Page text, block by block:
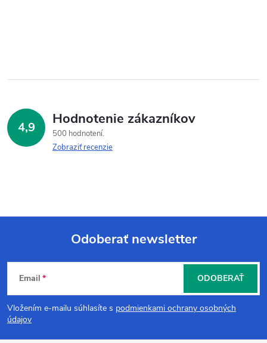
4,9 Hodnotenie zákazníkov
500 hodnotení
Zobraziť recenzie
Z
á
p
Odoberať newsletter
Email
Vložením e-mailu súhlasíte s podmienkami ochrany osobných
údajov
ODOBERAŤ